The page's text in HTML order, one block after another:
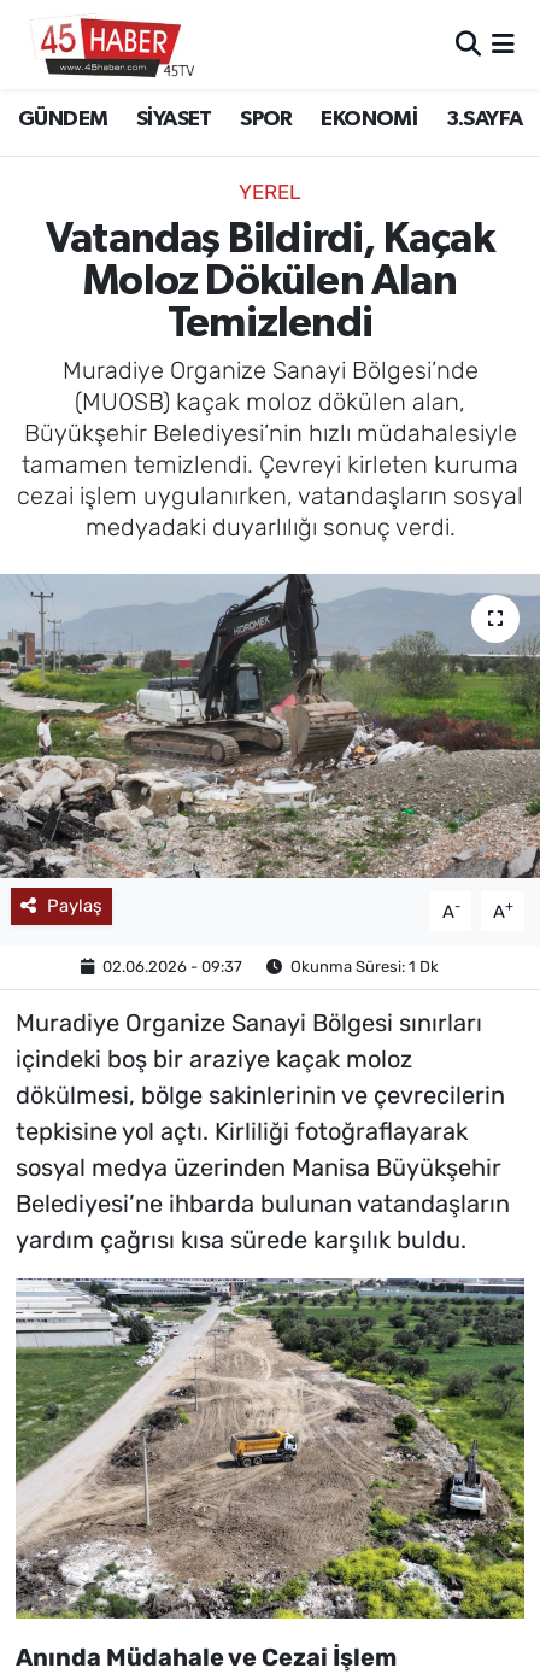
GÜNDEM SİYASET SPOR EKONOMİ 3.SAYFA
YEREL
Vatandaş Bildirdi, Kaçak
Moloz Dökülen Alan
Temizlendi
Muradiye Organize Sanayi Bölgesi’nde
(MUOSB) kaçak moloz dökülen alan,
Büyükşehir Belediyesi’nin hızlı müdahalesiyle
tamamen temizlendi. Çevreyi kirleten kuruma
cezai işlem uygulanırken, vatandaşların sosyal
medyadaki duyarlılığı sonuç verdi.
Paylaş A- A+
02.06.2026 - 09:37 Okunma Süresi: 1 Dk
Muradiye Organize Sanayi Bölgesi sınırları
içindeki boş bir araziye kaçak moloz
dökülmesi, bölge sakinlerinin ve çevrecilerin
tepkisine yol açtı. Kirliliği fotoğraflayarak
sosyal medya üzerinden Manisa Büyükşehir
Belediyesi’ne ihbarda bulunan vatandaşların
yardım çağrısı kısa sürede karşılık buldu.
Anında Müdahale ve Cezai İşlem
SİYASET
EKONOMİ
EĞİTİM
SAĞLIK
YAŞAM
Manisa Hava Durumu
Manisa Namaz Vakitleri
Manisa Trafik Yoğunluk Haritası
Süper Lig Puan Durumu ve Fikstür
Tüm Manşetler
Son Dakika Haberleri
Haber Arşivi